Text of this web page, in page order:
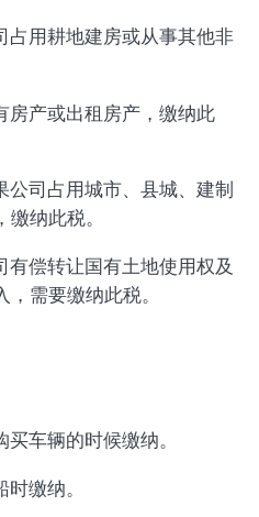
占用耕地建房或从事其他非
房产或出租房产，缴纳此
公司占用城市、县城、建制
纳此税。
有偿转让国有土地使用权及
需要缴纳此税。
车辆的时候缴纳。
缴纳。